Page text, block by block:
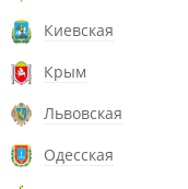
Киевская
Крым
Львовская
Одесская